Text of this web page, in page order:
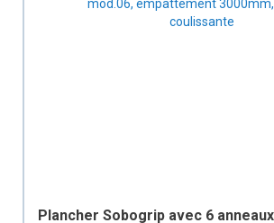
Plancher Sobogrip avec 6